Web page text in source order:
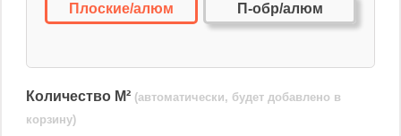
Плоские/алюм П-обр/алюм
Количество М² (автоматически, будет добавлено в
корзину)